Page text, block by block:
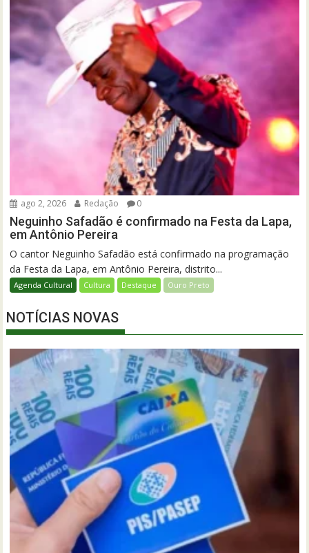
ago 2, 2026 Redação 0
Neguinho Safadão é confirmado na Festa da Lapa,
em Antônio Pereira
O cantor Neguinho Safadão está confirmado na programação
da Festa da Lapa, em Antônio Pereira, distrito...
Agenda Cultural Cultura Destaque Ouro Preto
NOTÍCIAS NOVAS